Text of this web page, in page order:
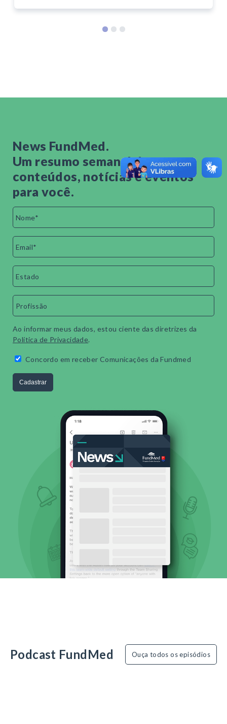
News FundMed.
Um resumo semanal de
conteúdos, notícias e eventos
para você.
Ao informar meus dados, estou ciente das diretrizes da
Política de Privacidade.
Concordo em receber Comunicações da Fundmed
Podcast FundMed Ouça todos os episódios